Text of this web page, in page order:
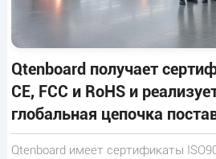
Qtenboard получает
CE, FCC и RoHS и
глобальная цепочка
Qtenboard имеет сертификаты